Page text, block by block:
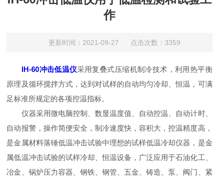
作
更新时间：2021-09-27 点击次数：3359
IH-60冲击低温仪采用复叠式压缩机制冷技术，利用热平衡
原理及循环搅拌方式，达到对试样的自动均匀冷却、恒温，可满
足标准所规定的各项控温指标。
仪器采用微电脑控制、数显温度值、自动控温、自动计时、
自动报警，操作简便安全，制冷速度快，容积大，控温精度高，
是金属材料落锤低温冲击试验中理想的试样低温冷却仪器，是金
属低温冲击试验的试样冷却、恒温设备，广泛应用于石油化工、
冶金、锅炉压力容器、钢铁、钢管、五金、铸造、泵、阀门、紧